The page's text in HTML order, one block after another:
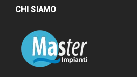
CHI SIAMO